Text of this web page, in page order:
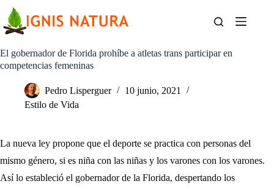
contenido
El gobernador de Florida prohíbe a atletas trans participar en
competencias femeninas
Pedro Lisperguer
10 junio, 2021
Estilo de Vida
La nueva ley propone que el deporte se practica con personas del
mismo género, si es niña con las niñas y los varones con los varones.
Así lo estableció el gobernador de la Florida, despertando los